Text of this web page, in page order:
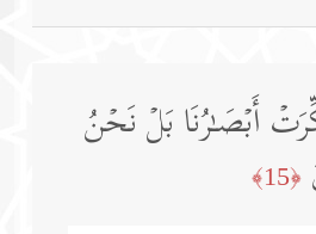
أَبۡصَـٰرُنَا بَلۡ نَحۡنُ
﴿15﴾